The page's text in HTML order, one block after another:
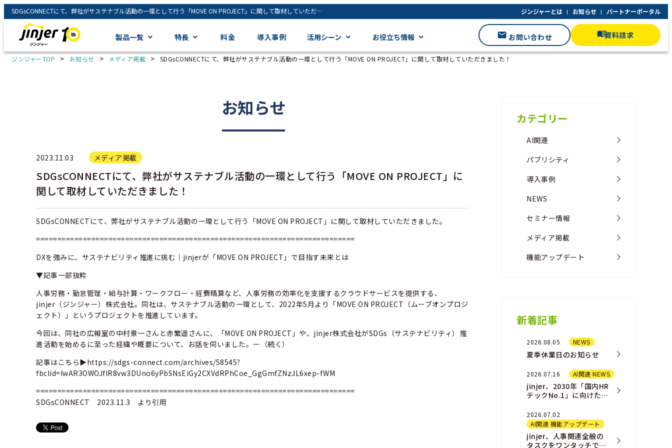
SDGsCONNECTにて、弊社がサステナブル活動の一環として行う「MOVE ON PROJECT」に関して取材していただきました！ - ジンジャー（jinjer）｜統合型人事システム ジンジャーとは お知らせ パートナーポータル
製品一覧 特長 料金 導入事例 活用シーン お役立ち情報 お問い合わせ 資料請求
ジンジャーTOP > お知らせ > メディア掲載 > SDGsCONNECTにて、弊社がサステナブル活動の一環として行う「MOVE ON PROJECT」に関して取材していただきました！
お知らせ
2023.11.03 メディア掲載
SDGsCONNECTにて、弊社がサステナブル活動の一環として行う「MOVE ON PROJECT」に
関して取材していただきました！
SDGsCONNECTにて、弊社がサステナブル活動の一環として行う「MOVE ON PROJECT」に関して取材していただきました。
===========================================================================
DXを強みに、サステナビリティ推進に挑む｜jinjerが「MOVE ON PROJECT」で目指す未来とは
▼記事一部抜粋
人事労務・勤怠管理・給与計算・ワークフロー・経費精算など、人事労務の効率化を支援するクラウドサービスを提供する、
jinjer（ジンジャー）株式会社。同社は、サステナブル活動の一環として、2022年5月より「MOVE ON PROJECT（ムーブオンプロジ
ェクト）」というプロジェクトを推進しています。
今回は、同社の広報室の中村景一さんと赤繁遥さんに、「MOVE ON PROJECT」や、jinjer株式会社がSDGs（サステナビリティ）推
進活動を始めるに至った経緯や概要について、お話を伺いました。ー（続く）
記事はこちら▶https://sdgs-connect.com/archives/58545?
fbclid=IwAR3OWOJflR8vw3DUno6yPbSNsEiGy2CXVdRPhCoe_GgGmfZNzJL6xep-fWM
===========================================================================
SDGsCONNECT 2023.11.3 より引用
カテゴリー
AI関連
パブリシティ
導入事例
NEWS
セミナー情報
メディア掲載
機能アップデート
新着記事
2026.08.05 NEWS
夏季休業日のお知らせ
2026.07.16 AI関連 NEWS
jinjer、2030年「国内HR
テックNo.1」に向けた新
組織戦略を発表
2026.07.02
AI関連 機能アップデート
jinjer、人事関連全般の
タスクをワンタッチで完